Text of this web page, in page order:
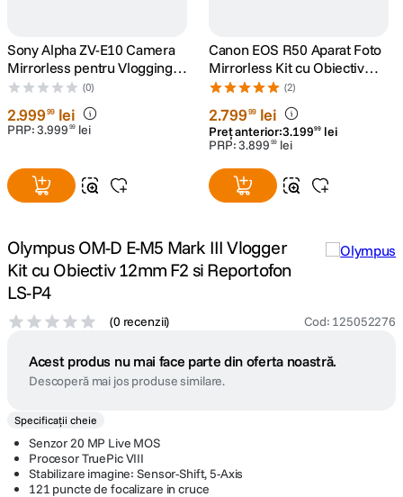
9. dji mic mini
10 . dji osmo
Sony Alpha ZV-E10 Camera
Mirrorless pentru Vlogging
4K Kit cu Obiectiv 16-50mm
(0)
2.99999 lei
PRP:3.999 99 lei
Canon EOS R50 Aparat Foto
Mirrorless Kit cu Obiectiv
RF-S 18-45mm F4.5-6.3 IS
STM Negru
(2)
2.79999 lei
Preț anterior:3.19999 lei
PRP:3.899 99 lei
Olympus OM-D E-M5 Mark III Vlogger
Kit cu Obiectiv 12mm F2 si Reportofon
LS-P4
(0 recenzii) Cod: 125052276
Acest produs nu mai face parte din oferta noastră.
Descoperă mai jos produse similare.
Specificații cheie
Senzor 20 MP Live MOS
Procesor TruePic VIII
Stabilizare imagine: Sensor-Shift, 5-Axis
121 puncte de focalizare in cruce